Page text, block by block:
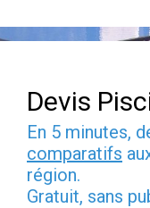
Devis
En 5 minutes,
comparatifs
région.
Gratuit, sans